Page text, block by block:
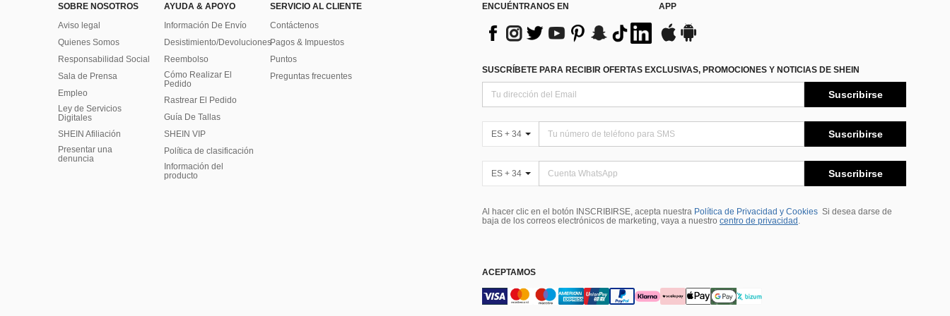
SOBRE NOSOTROS
Aviso legal
Quienes Somos
Responsabilidad Social
Sala de Prensa
Empleo
Ley de Servicios
Digitales
SHEIN Afiliación
Presentar una
denuncia
AYUDA & APOYO
Información De Envío
Desistimiento/Devoluciones
Reembolso
Cómo Realizar El
Pedido
Rastrear El Pedido
Guía De Tallas
SHEIN VIP
Política de clasificación
​Información del
producto
SERVICIO AL CLIENTE
Contáctenos
Pagos & Impuestos
Puntos
Preguntas frecuentes
ENCUÉNTRANOS EN APP
SUSCRÍBETE PARA RECIBIR OFERTAS EXCLUSIVAS, PROMOCIONES Y NOTICIAS DE SHEIN
Suscribirse
ES + 34 Suscribirse
ES + 34 Suscribirse
Al hacer clic en el botón INSCRIBIRSE, acepta nuestra Política de Privacidad y Cookies Si desea darse de
baja de los correos electrónicos de marketing, vaya a nuestro centro de privacidad .
ACEPTAMOS